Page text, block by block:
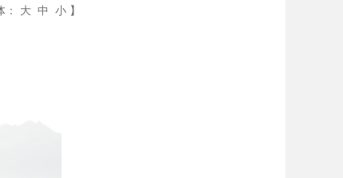
： 大 中 小 】